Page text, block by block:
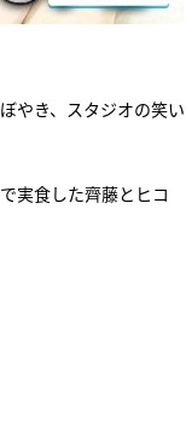
やき、スタジオの笑い
実食した齊藤とヒコ